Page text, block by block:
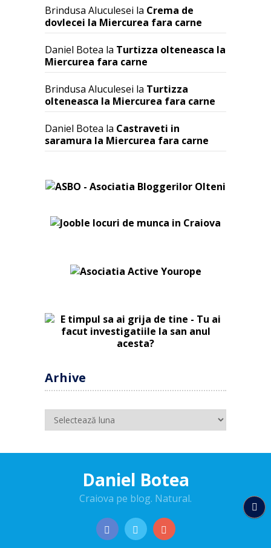
Brindusa Aluculesei la Crema de
dovlecei la Miercurea fara carne
Daniel Botea la Turtizza olteneasca la
Miercurea fara carne
Brindusa Aluculesei la Turtizza
olteneasca la Miercurea fara carne
Daniel Botea la Castraveti in
saramura la Miercurea fara carne
Arhive
Arhive
Daniel Botea
Craiova pe blog. Natural.